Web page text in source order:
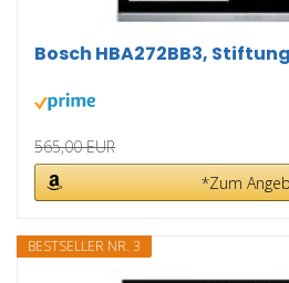
Bosch HBA272BB3,
565,00 EUR
*Zum
BESTSELLER NR. 3